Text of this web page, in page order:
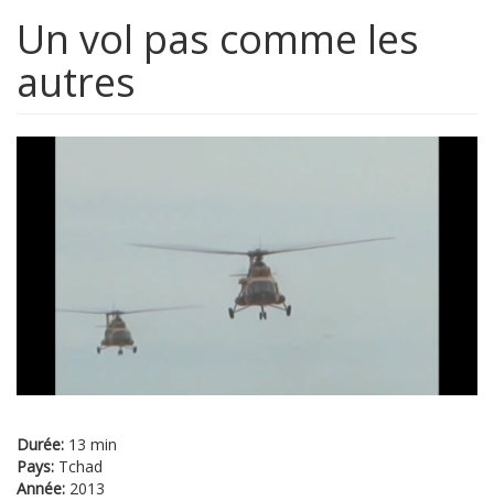
Un vol pas comme les
autres
Durée: 13 min
Pays: Tchad
Année: 2013